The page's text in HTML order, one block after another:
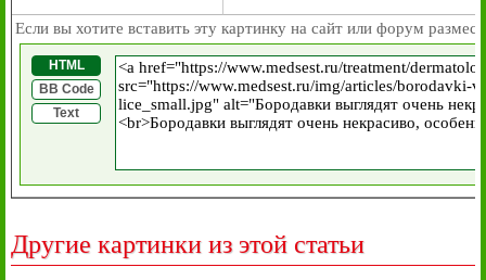
Если вы хотите вставить эту картинку на сайт или форум
HTML
BB Code
Text
Другие картинки из этой статьи